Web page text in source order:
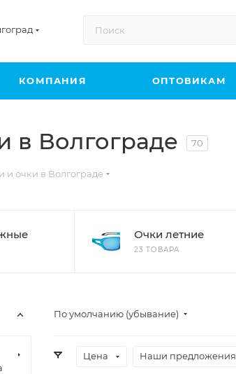
КОМПАНИЯ ОПТОВИКАМ
в Волгограде 70
и очки в Волгограде
Очки летние
23 ТОВАРА
По умолчанию (убывание)
Цена Наши предложения